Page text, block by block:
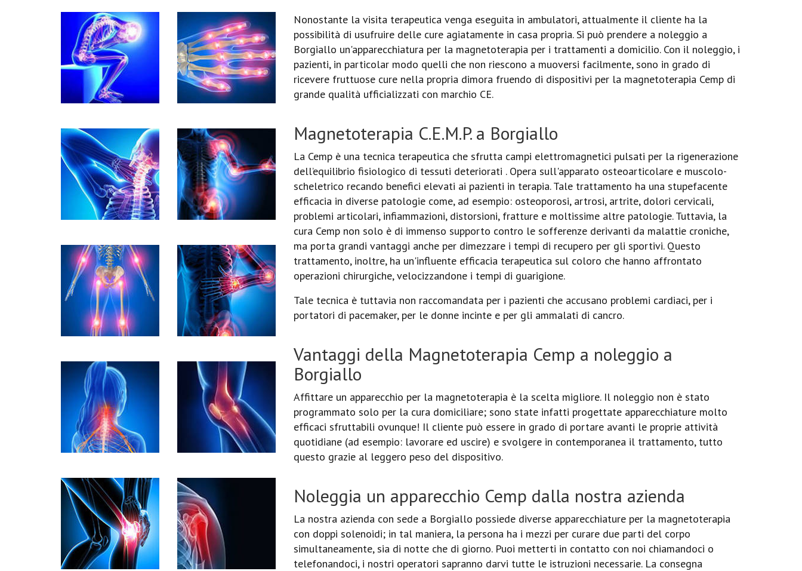
Nonostante la visita terapeutica venga eseguita in ambulatori, attualmente il cliente ha la
possibilità di usufruire delle cure agiatamente in casa propria. Si può prendere a noleggio a
Borgiallo un'apparecchiatura per la magnetoterapia per i trattamenti a domicilio. Con il noleggio, i
pazienti, in particolar modo quelli che non riescono a muoversi facilmente, sono in grado di
ricevere fruttuose cure nella propria dimora fruendo di dispositivi per la magnetoterapia Cemp di
grande qualità ufficializzati con marchio CE.
Magnetoterapia C.E.M.P. a Borgiallo
La Cemp è una tecnica terapeutica che sfrutta campi elettromagnetici pulsati per la rigenerazione
dell’equilibrio fisiologico di tessuti deteriorati . Opera sull'apparato osteoarticolare e muscolo-
scheletrico recando benefici elevati ai pazienti in terapia. Tale trattamento ha una stupefacente
efficacia in diverse patologie come, ad esempio: osteoporosi, artrosi, artrite, dolori cervicali,
problemi articolari, infiammazioni, distorsioni, fratture e moltissime altre patologie. Tuttavia, la
cura Cemp non solo è di immenso supporto contro le sofferenze derivanti da malattie croniche,
ma porta grandi vantaggi anche per dimezzare i tempi di recupero per gli sportivi. Questo
trattamento, inoltre, ha un'influente efficacia terapeutica sul coloro che hanno affrontato
operazioni chirurgiche, velocizzandone i tempi di guarigione.
Tale tecnica è tuttavia non raccomandata per i pazienti che accusano problemi cardiaci, per i
portatori di pacemaker, per le donne incinte e per gli ammalati di cancro.
Vantaggi della Magnetoterapia Cemp a noleggio a
Borgiallo
Affittare un apparecchio per la magnetoterapia è la scelta migliore. Il noleggio non è stato
programmato solo per la cura domiciliare; sono state infatti progettate apparecchiature molto
efficaci sfruttabili ovunque! Il cliente può essere in grado di portare avanti le proprie attività
quotidiane (ad esempio: lavorare ed uscire) e svolgere in contemporanea il trattamento, tutto
questo grazie al leggero peso del dispositivo.
Noleggia un apparecchio Cemp dalla nostra azienda
La nostra azienda con sede a Borgiallo possiede diverse apparecchiature per la magnetoterapia
con doppi solenoidi; in tal maniera, la persona ha i mezzi per curare due parti del corpo
simultaneamente, sia di notte che di giorno. Puoi metterti in contatto con noi chiamandoci o
telefonandoci, i nostri operatori sapranno darvi tutte le istruzioni necessarie. La consegna